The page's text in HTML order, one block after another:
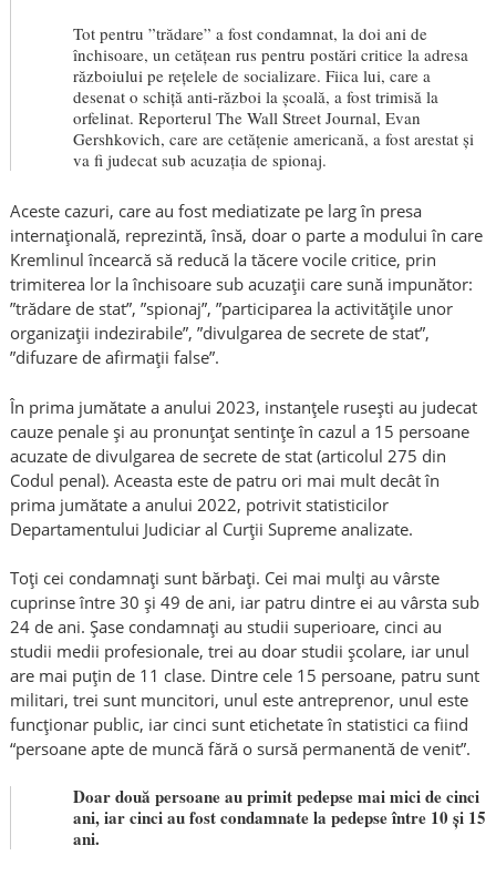
Tot pentru ”trădare” a fost condamnat, la doi ani de
închisoare, un cetățean rus pentru postări critice la adresa
războiului pe rețelele de socializare. Fiica lui, care a
desenat o schiță anti-război la școală, a fost trimisă la
orfelinat. ReporterulThe Wall Street Journal, Evan
Gershkovich, care are cetățenie americană, a fost arestat și
va fi judecat sub acuzația de spionaj.
Aceste cazuri, care au fost mediatizate pe larg în presa
internațională, reprezintă, însă, doar o parte a modului în care
Kremlinul încearcă să reducă la tăcere vocile critice, prin
trimiterea lor la închisoare sub acuzații care sună impunător:
”trădare de stat”, ”spionaj”, ”participarea la activitățile unor
organizații indezirabile”, ”divulgarea de secrete de stat”,
”difuzare de afirmații false”.
În prima jumătate a anului 2023, instanțele rusești au judecat
cauze penale și au pronunțat sentințe în cazul a 15 persoane
acuzate de divulgarea de secrete de stat (articolul 275 din
Codul penal). Aceasta este de patru ori mai mult decât în
prima jumătate a anului 2022, potrivit statisticilor
Departamentului Judiciar al Curții Supreme analizate.
Toți cei condamnați sunt bărbați. Cei mai mulți au vârste
cuprinse între 30 și 49 de ani, iar patru dintre ei au vârsta sub
24 de ani. Șase condamnați au studii superioare, cinci au
studii medii profesionale, trei au doar studii școlare, iar unul
are mai puțin de 11 clase. Dintre cele 15 persoane, patru sunt
militari, trei sunt muncitori, unul este antreprenor, unul este
funcționar public, iar cinci sunt etichetate în statistici ca fiind
“persoane apte de muncă fără o sursă permanentă de venit”.
Doar două persoane au primit pedepse mai mici de cinci
ani, iar cinci au fost condamnate la pedepse între 10 și 15
ani.